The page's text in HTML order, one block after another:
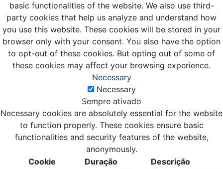
basic functionalities of the website. We also use third-
party cookies that help us analyze and understand how
you use this website. These cookies will be stored in your
browser only with your consent. You also have the option
to opt-out of these cookies. But opting out of some of
these cookies may affect your browsing experience.
Necessary
Necessary
Sempre ativado
Necessary cookies are absolutely essential for the website
to function properly. These cookies ensure basic
functionalities and security features of the website,
anonymously.
Cookie
Duração Descrição